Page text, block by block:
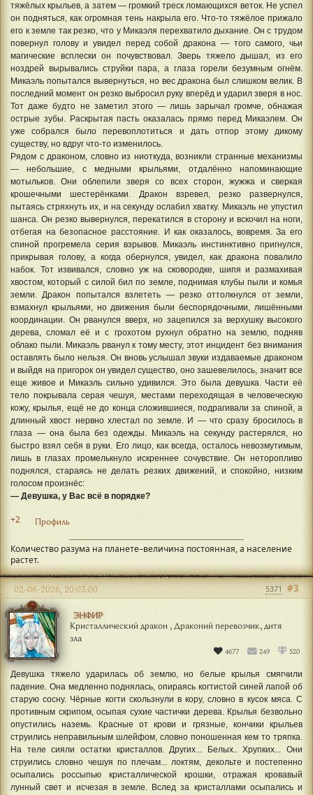
тяжёлых крыльев, а затем — громкий треск ломающихся веток. Не успел
он подняться, как огромная тень накрыла его. Что-то тяжёлое прижало
его к земле так резко, что у Микаэля перехватило дыхание. Он с трудом
повернул голову и увидел перед собой дракона — того самого, чьи
магические всплески он почувствовал. Зверь тяжело дышал, из его
ноздрей вырывались струйки пара, а глаза горели безумным огнём.
Микаэль попытался вывернуться, но вес дракона был слишком велик. В
последний момент он резко выбросил руку вперёд и ударил зверя в нос.
Тот даже будто не заметил этого — лишь зарычал громче, обнажая
острые зубы. Раскрытая пасть оказалась прямо перед Микаэлем. Он
уже собрался было перевоплотиться и дать отпор этому дикому
существу, но вдруг что-то изменилось.
Рядом с драконом, словно из ниоткуда, возникли странные механизмы
— небольшие, с медными крыльями, отдалённо напоминающие
мотыльков. Они облепили зверя со всех сторон, жужжа и сверкая
крошечными шестерёнками. Дракон взревел, резко развернулся,
пытаясь стряхнуть их, и на секунду ослабил хватку. Микаэль не упустил
шанса. Он резко вывернулся, перекатился в сторону и вскочил на ноги,
отбегая на безопасное расстояние. И как оказалось, вовремя. За его
спиной прогремела серия взрывов. Микаэль инстинктивно пригнулся,
прикрывая голову, а когда обернулся, увидел, как дракона повалило
набок. Тот извивался, словно уж на сковородке, шипя и размахивая
хвостом, который с силой бил по земле, поднимая клубы пыли и комья
земли. Дракон попытался взлететь — резко оттолкнулся от земли,
взмахнул крыльями, но движения были беспорядочными, лишёнными
координации. Он рванулся вверх, но зацепился за верхушку высокого
дерева, сломал её и с грохотом рухнул обратно на землю, подняв
облако пыли. Микаэль рванул к тому месту, этот инцидент без внимания
оставлять было нельзя. Он вновь услышал звуки издаваемые драконом
и выйдя на пригорок он увидел существо, оно зашевелилось, значит все
еще живое и Микаэль сильно удивился. Это была девушка. Части её
тело покрывала серая чешуя, местами переходящая в человеческую
кожу, крылья, ещё не до конца сложившиеся, подрагивали за спиной, а
длинный хвост нервно хлестал по земле. И — что сразу бросилось в
глаза — она была без одежды. Микаэль на секунду растерялся, но
быстро взял себя в руки. Его лицо, как всегда, осталось невозмутимым,
лишь в глазах промелькнуло искреннее сочувствие. Он неторопливо
поднялся, стараясь не делать резких движений, и спокойно, низким
голосом произнёс:
— Девушка, у Вас всё в порядке?
+2 Профиль
Количество разума на планете–величина постоянная, а население
растет.
ЭНФИР
Кристаллический дракон , Драконий перевозчик, дитя
зла
4677 249 520
#3
02-06-2026, 20:03:00 5371
Девушка тяжело ударилась об землю, но белые крылья смягчили
падение. Она медленно поднялась, опираясь когтистой синей лапой об
старую сосну. Чёрные когти скользнули в кору, словно в кусок мяса. С
противным скрипом, осыпая сухие частички дерева. Крылья безвольно
опустились наземь. Красные от крови и грязные, кончики крыльев
струились неправильным шлейфом, словно поношенная кем то тряпка.
На теле сияли остатки кристаллов. Других... Белых.. Хрупких... Они
струились словно чешуя по плечам... локтям, декольте и постепенно
осыпались россыпью кристаллической крошки, отражая кровавый
лунный свет и исчезая в земле. Вслед за кристаллами осыпались и